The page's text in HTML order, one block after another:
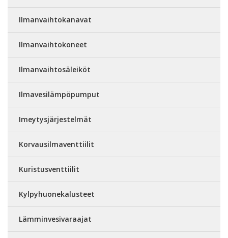
Ilmanvaihtokanavat
Ilmanvaihtokoneet
Ilmanvaihtosäleiköt
Ilmavesilämpöpumput
Imeytysjärjestelmät
Korvausilmaventtiilit
Kuristusventtiilit
Kylpyhuonekalusteet
Lämminvesivaraajat